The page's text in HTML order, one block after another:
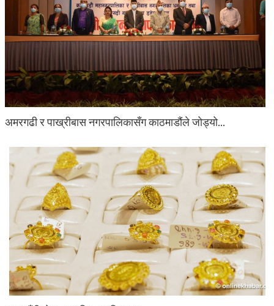
अमरगढी र पाख्रीबास नगरपालिकासँग काठमाडौंले जोड्यो…